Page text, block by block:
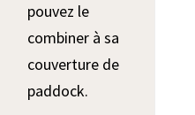
pouvez le
combiner à sa
couverture de
paddock.